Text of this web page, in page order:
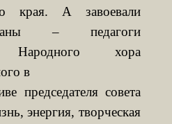
края. А завоевали
– педагоги
хора
в
председателя совета
энергия, творческая